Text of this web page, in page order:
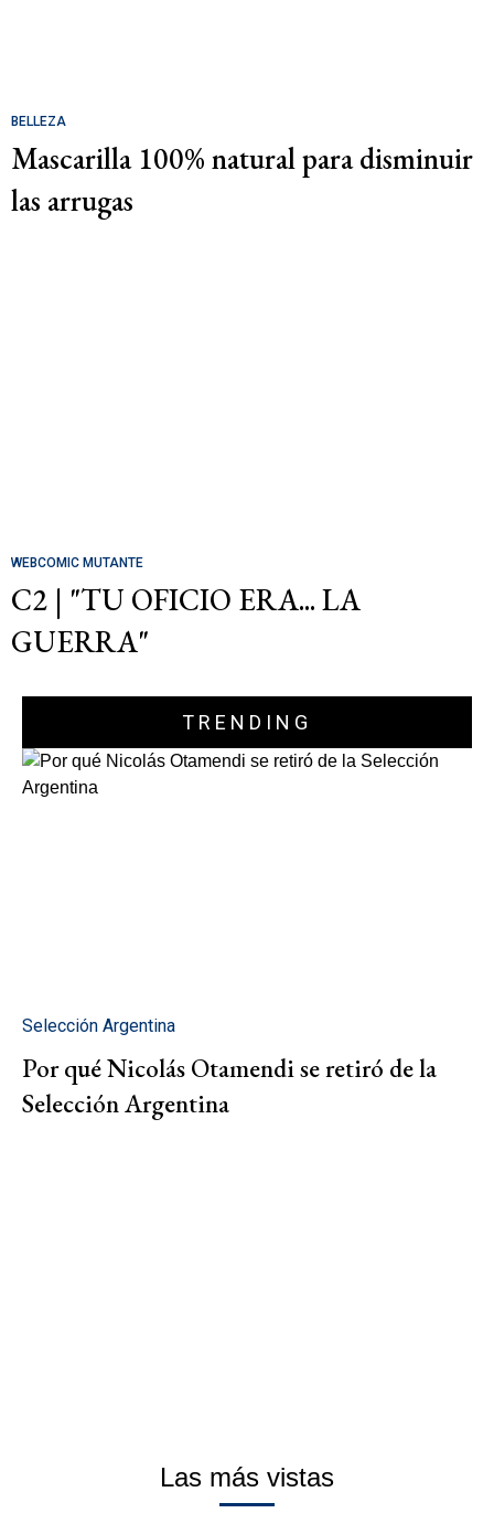
BELLEZA
Mascarilla 100% natural para disminuir
las arrugas
WEBCOMIC MUTANTE
C2 | "TU OFICIO ERA... LA
GUERRA"
TRENDING
Selección Argentina
Por qué Nicolás Otamendi se retiró de la
Selección Argentina
Las más vistas